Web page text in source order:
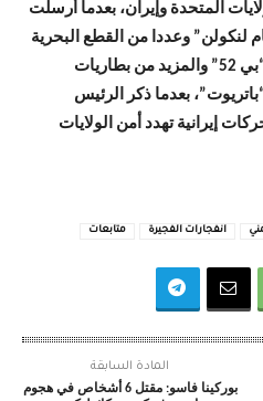
المتحدة وإيران، بعدما أرسلت
لنكولن” وعددا من القطع البحرية
العسكرية وقاذفات من طائرات “بي 52” والمزيد من بطاريات
بعدما ذكر الرئيس
إيرانية تهدد أمن الولايات
انفجارات الفجيرة متابعات
المادة السابقة
بوركينا فاسو: مقتل 6 أشخاص في هجوم